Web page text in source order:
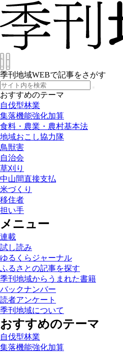
季刊地域WEBで記事をさがす
おすすめのテーマ
自伐型林業
集落機能強化加算
食料・農業・農村基本法
地域おこし協力隊
鳥獣害
自治会
草刈り
中山間直接支払
米づくり
移住者
担い手
メニュー
連載
試し読み
ゆるくらジャーナル
ふるさとの記事を探す
季刊地域からうまれた書籍
バックナンバー
読者アンケート
季刊地域について
おすすめのテーマ
自伐型林業
集落機能強化加算